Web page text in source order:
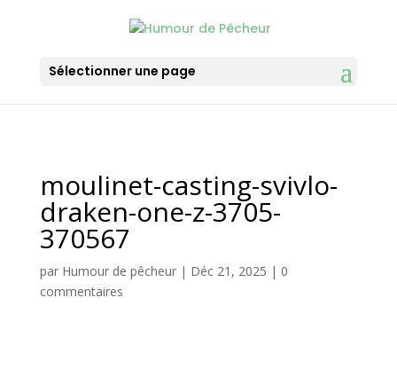
Sélectionner une page
moulinet-casting-svivlo-
draken-one-z-3705-
370567
par Humour de pêcheur| Déc 21, 2025 | 0
commentaires